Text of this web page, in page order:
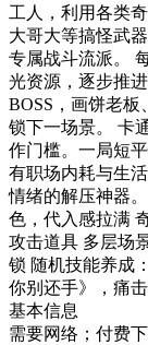
工人，利用各类
大哥大等搞怪武
专属战斗流派。
光资源，逐步推
BOSS，画饼老板
锁下一场景。 卡
作门槛。一局短
有职场内耗与生
情绪的解压神器
色，代入感拉满
攻击道具 多层场
锁 随机技能养成
你别还手》，痛
基本信息
需要网络；付费